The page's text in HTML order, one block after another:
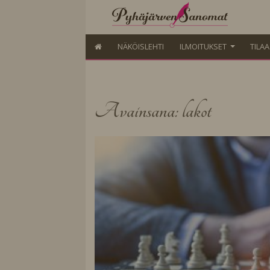
NÄKÖISLEHTI ILMOITUKSET
Avainsana: lakot